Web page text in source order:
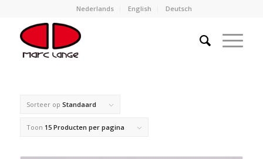
Nederlands English Deutsch
Sorteer op Standaard
Toon 15 Producten per pagina